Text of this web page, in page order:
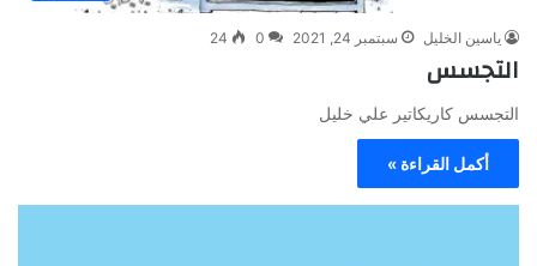
ياسين الخليل سبتمبر 24, 2021 0
24
التجسس
التجسس كاريكاتير علي خليل
أكمل القراءة »